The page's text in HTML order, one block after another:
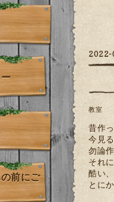
2022-
教室
昔作
今見
勿論
それ
酷い
とに
・
前にご